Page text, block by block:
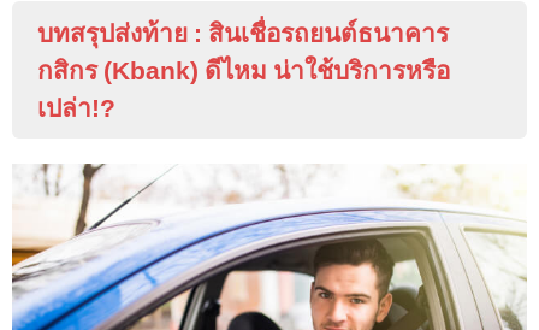
บทสรุปส่งท้าย : สินเชื่อรถยนต์ธนาคาร
กสิกร (Kbank) ดีไหม น่าใช้บริการหรือ
เปล่า!?